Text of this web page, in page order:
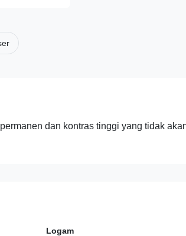
dan kontras tinggi yang tidak
Logam